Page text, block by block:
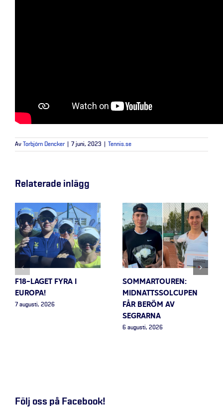
Av Torbjörn Dencker 7 juni, 2023 Tennis.se
Relaterade inlägg
F18-LAGET FYRA I
EUROPA!
7 augusti, 2026
SOMMARTOUREN:
MIDNATTSSOLCUPEN
FÅR BERÖM AV
SEGRARNA
6 augusti, 2026
Följ oss på Facebook!